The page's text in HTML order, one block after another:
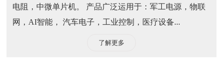
电阻，中微单片机。 产品广泛运用于：军工电源，物联
网，AI智能， 汽车电子，工业控制，医疗设备...
了解更多